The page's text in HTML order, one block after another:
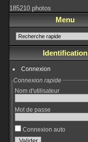
185210 photos
Menu
Identification
Connexion
Connexion rapide
Nom d'utilisateur
Mot de passe
Connexion auto